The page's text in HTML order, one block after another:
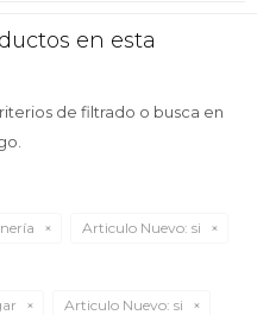
en esta
de filtrado o busca en
Articulo Nuevo: si
Articulo Nuevo: si